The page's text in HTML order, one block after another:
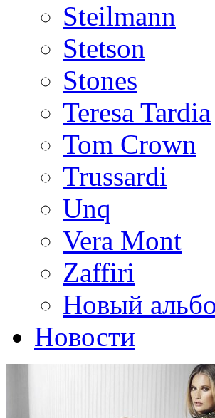
Steilmann
Stetson
Stones
Teresa Tardia
Tom Crown
Trussardi
Unq
Vera Mont
Zaffiri
Новый
Новости